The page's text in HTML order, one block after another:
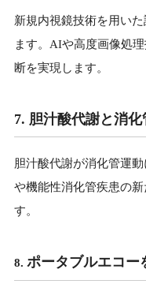
新規内視鏡技術を用い
ます。AIや高度画像処
断を実現します。
7. 胆汁酸代謝と消化
胆汁酸代謝が消化管運
や機能性消化管疾患の
す。
8. ポータブルエコー